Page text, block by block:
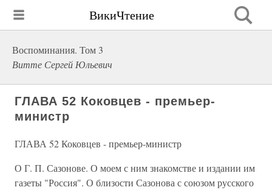
ВикиЧтение
Воспоминания. Том 3
Витте Сергей Юльевич
ГЛАВА 52 Коковцев - премьер-
министр
ГЛАВА 52 Коковцев - премьер-министр
О Г. П. Сазонове. О моем с ним знакомстве и издании им
газеты "Россия". О близости Сазонова с союзом русского